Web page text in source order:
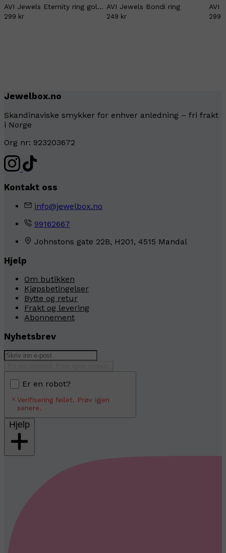
AVI Jewels Eternity ring gold/pink
299 kr
AVI Jewels Bondi ring
249 kr 299
Jewelbox.no
Skandinaviske smykker for enhver anledning – fri frakt
i Norge
Org nr: 923203672
Kontakt oss
info@jewelbox.no
99162667
Johnstons gate 22B, H201, 4515 Mandal
Hjelp
Om butikken
Kjøpsbetingelser
Bytte og retur
Frakt og levering
Abonnement
Nyhetsbrev
Er en robot?
Verifisering feilet. Prøv igjen
senere.
Hjelp